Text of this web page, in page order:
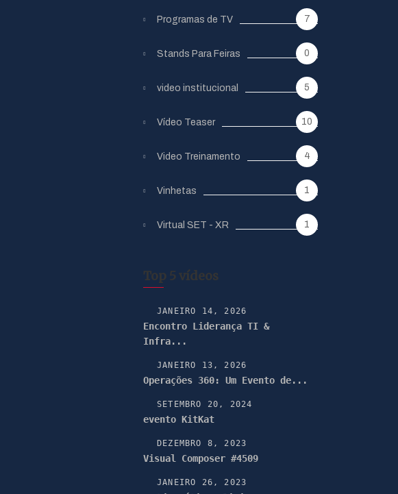
Programas de TV 7
Stands Para Feiras 0
video institucional 5
Vídeo Teaser 10
Video Treinamento 4
Vinhetas 1
Virtual SET - XR 1
Top 5 vídeos
JANEIRO 14, 2026
Encontro Liderança TI &
Infra...
JANEIRO 13, 2026
Operações 360: Um Evento de...
SETEMBRO 20, 2024
evento KitKat
DEZEMBRO 8, 2023
Visual Composer #4509
JANEIRO 26, 2023